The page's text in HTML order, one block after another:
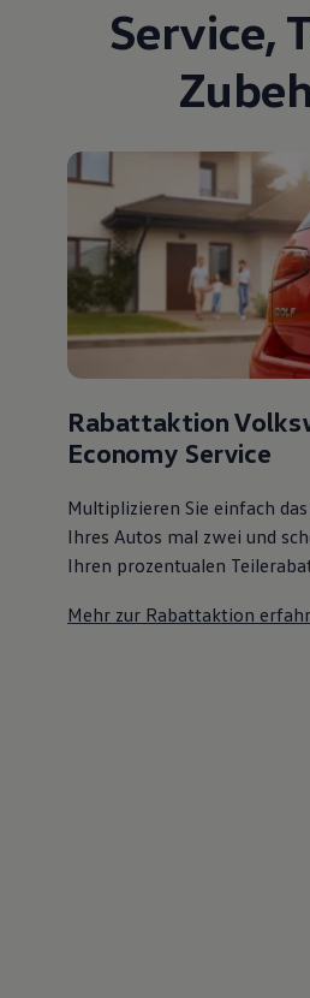
Service,
Rabattaktion
Economy Service
Multiplizieren Sie einfach
Ihres Autos mal zwei und
Ihren prozentualen
Mehr zur Rabattaktion